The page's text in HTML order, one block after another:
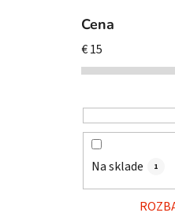
Cena
€15
Na sklade 1